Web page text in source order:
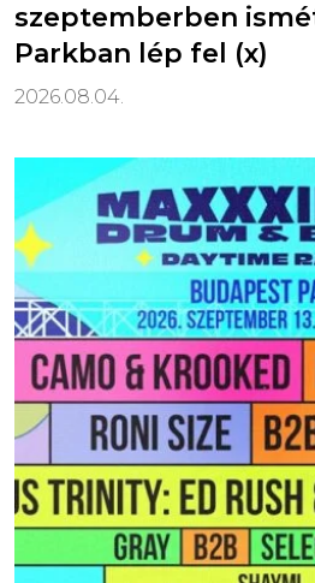
szeptemberben
Parkban lép fel (x)
2026.08.04.